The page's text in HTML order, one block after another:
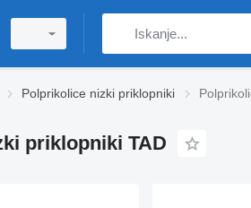
Polprikolice nizki priklopniki
priklopniki TAD